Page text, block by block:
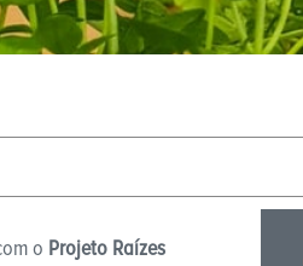
o Projeto Raízes